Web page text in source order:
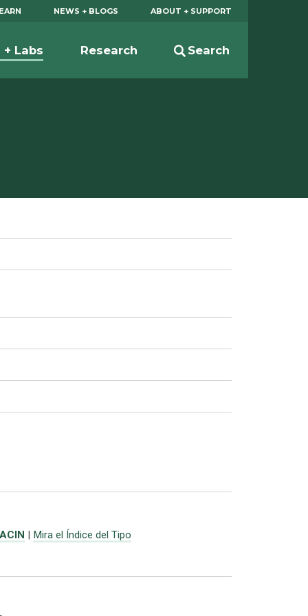
NEWS + BLOGS ABOUT + SUPPORT
Search
Labs Research
| Mira el Índice del Tipo